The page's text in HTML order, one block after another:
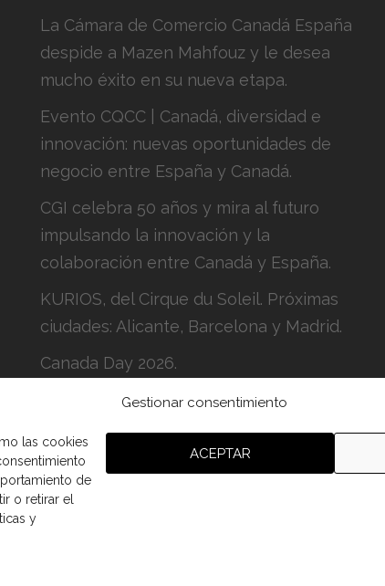
Gestionar consentimiento
las cookies
de
o retirar el
y
ACEPTAR
La Cámara de Comercio Canadá España
despide a Mazen Mahfouz y le desea
mucho éxito en su nueva etapa.
Evento CQCC | Canadá, diversidad e
innovación: nuevas oportunidades de
negocio entre España y Canadá.
CGI celebra 50 años y mira al futuro
impulsando la innovación y la
colaboración entre Canadá y España.
KURIOS, del Cirque du Soleil. Próximas
ciudades: Alicante, Barcelona y Madrid.
Canada Day 2026.